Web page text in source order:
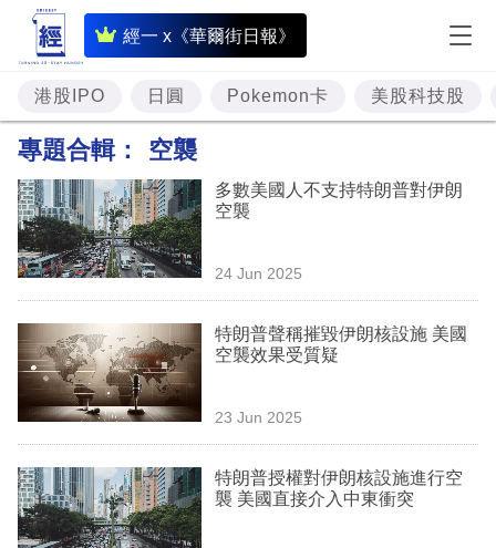
經一 x《華爾街日報》
即
時
財
經
題
投
資
樓
市
理
商
業
港股IPO 日圓 Pokemon卡 美股科技股
專題合輯： 空襲
多數美國人不支持特朗普對伊朗
空襲
24 Jun 2025
特朗普聲稱摧毀伊朗核設施 美國
空襲效果受質疑
23 Jun 2025
特朗普授權對伊朗核設施進行空
襲 美國直接介入中東衝突